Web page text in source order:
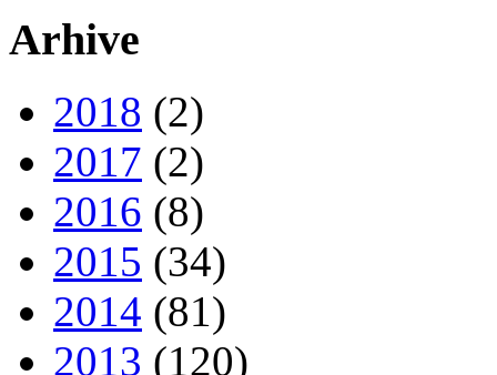
Arhive
2018 (2)
2017 (2)
2016 (8)
2015 (34)
2014 (81)
2013 (120)